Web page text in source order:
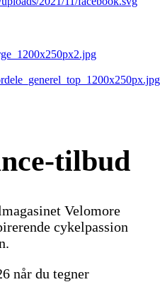
tilbud
Velomore
cykelpassion
når du tegner